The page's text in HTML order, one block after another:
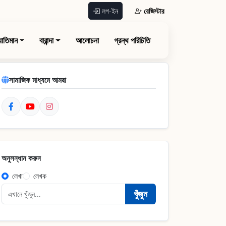
লগ-ইন রেজিস্টার
বারান্দা আলোচনা গ্রন্থ পরিচিতি
সামাজিক মাধ্যমে আমরা
অনুসন্ধান করুন
লেখা লেখক
খুঁজুন